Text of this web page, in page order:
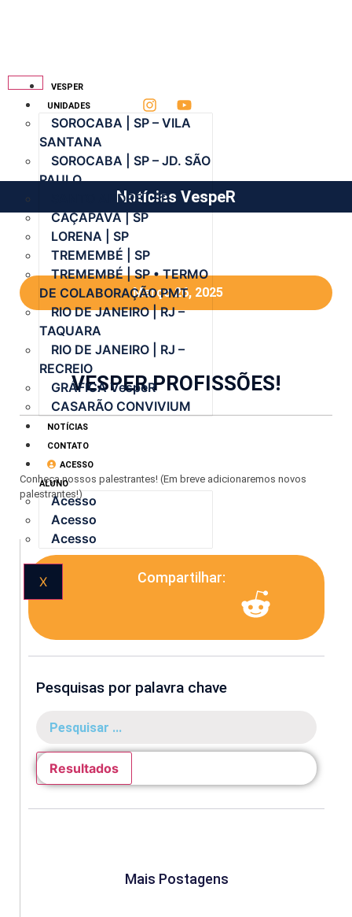
VESPER
UNIDADES
SOROCABA | SP – VILA
SANTANA
SOROCABA | SP – JD. SÃO
PAULO
SANTO ANDRÉ | SP
CAÇAPAVA | SP
LORENA | SP
TREMEMBÉ | SP
TREMEMBÉ | SP • TERMO
DE COLABORAÇÃO PMT
RIO DE JANEIRO | RJ –
TAQUARA
RIO DE JANEIRO | RJ –
RECREIO
GRÁFICA VespeR
CASARÃO CONVIVIUM
NOTÍCIAS
CONTATO
ACESSO
ALUNO
Acesso
Acesso
Acesso
X
Notícias VespeR
Março 26, 2025
VESPER PROFISSÕES!
Conheça nossos palestrantes! (Em breve adicionaremos novos
palestrantes!)
Compartilhar:
Pesquisas por palavra chave
Resultados
Mais Postagens